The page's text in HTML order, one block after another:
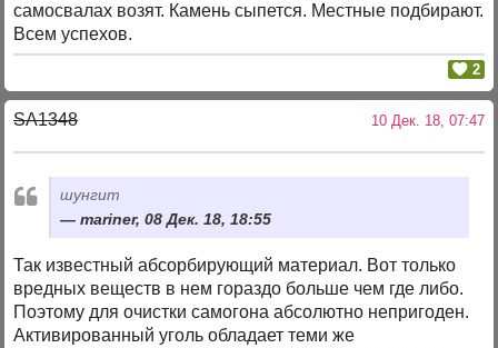
самосвалах возят. Камень сыпется. Местные подбирают.
Всем успехов.
2
SA1348 10 Дек. 18, 07:47
шунгит
mariner, 08 Дек. 18, 18:55
Так известный абсорбирующий материал. Вот только
вредных веществ в нем гораздо больше чем где либо.
Поэтому для очистки самогона абсолютно непригоден.
Активированный уголь обладает теми же